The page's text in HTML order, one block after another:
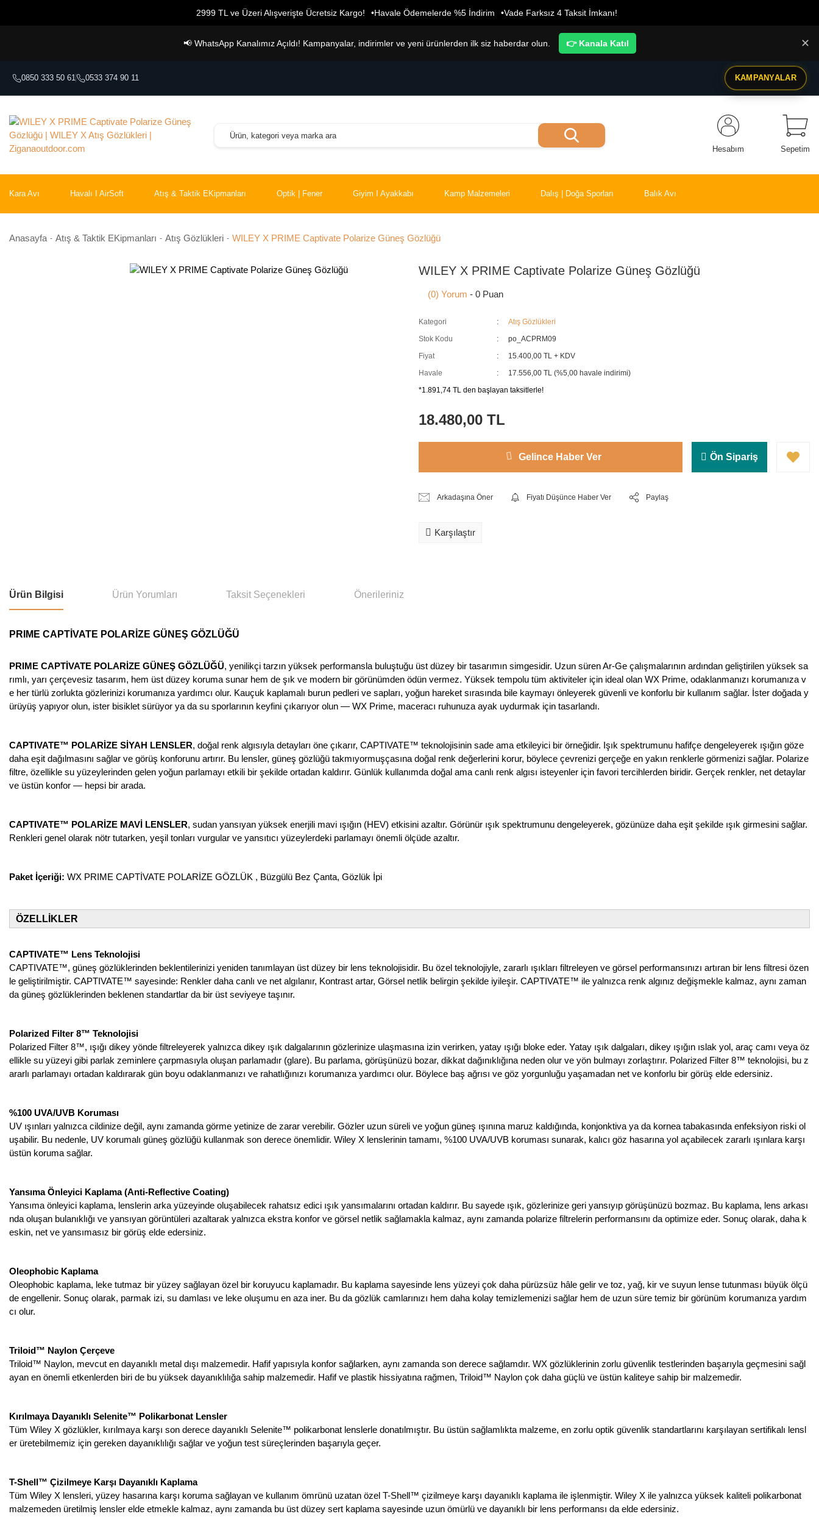
2999 TL ve Üzeri Alışverişte Ücretsiz Kargo! Havale Ödemelerde %5 İndirim Vade Farksız 4 Taksit İmkanı!
📢 WhatsApp Kanalımız Açıldı! Kampanyalar, indirimler ve yeni ürünlerden ilk siz haberdar olun. 👉 Kanala Katıl ✕
0850 333 50 61 0533 374 90 11 KAMPANYALAR
Hesabım Sepetim
Kara Avı Havalı I AirSoft Atış & Taktik EKipmanları Optik | Fener Giyim I Ayakkabı Kamp Malzemeleri Dalış | Doğa Sporları Balık Avı
Anasayfa Atış & Taktik EKipmanları Atış Gözlükleri WILEY X PRIME Captivate Polarize Güneş Gözlüğü
WILEY X PRIME Captivate Polarize Güneş Gözlüğü
(0) Yorum - 0 Puan
Kategori
Atış Gözlükleri
Stok Kodu
po_ACPRM09
Fiyat
15.400,00 TL + KDV
Havale
17.556,00 TL (%5,00 havale indirimi)
*1.891,74 TL den başlayan taksitlerle!
18.480,00 TL
Gelince Haber Ver Ön Sipariş
Arkadaşına Öner Fiyatı Düşünce Haber Ver Paylaş
Karşılaştır
Ürün Bilgisi Ürün Yorumları Taksit Seçenekleri Önerileriniz
PRIME CAPTİVATE POLARİZE GÜNEŞ GÖZLÜĞÜ
PRIME CAPTİVATE POLARİZE GÜNEŞ GÖZLÜĞÜ, yenilikçi tarzın yüksek performansla buluştuğu üst düzey bir tasarımın simgesidir. Uzun süren Ar-Ge çalışmalarının ardından geliştirilen yüksek sa
rımlı, yarı çerçevesiz tasarım, hem üst düzey koruma sunar hem de şık ve modern bir görünümden ödün vermez. Yüksek tempolu tüm aktiviteler için ideal olan WX Prime, odaklanmanızı korumanıza v
e her türlü zorlukta gözlerinizi korumanıza yardımcı olur. Kauçuk kaplamalı burun pedleri ve sapları, yoğun hareket sırasında bile kaymayı önleyerek güvenli ve konforlu bir kullanım sağlar. İster doğada y
ürüyüş yapıyor olun, ister bisiklet sürüyor ya da su sporlarının keyfini çıkarıyor olun — WX Prime, maceracı ruhunuza ayak uydurmak için tasarlandı.
CAPTIVATE™ POLARİZE SİYAH LENSLER, doğal renk algısıyla detayları öne çıkarır, CAPTIVATE™ teknolojisinin sade ama etkileyici bir örneğidir. Işık spektrumunu hafifçe dengeleyerek ışığın göze
daha eşit dağılmasını sağlar ve görüş konforunu artırır. Bu lensler, güneş gözlüğü takmıyormuşçasına doğal renk değerlerini korur, böylece çevrenizi gerçeğe en yakın renklerle görmenizi sağlar. Polarize
filtre, özellikle su yüzeylerinden gelen yoğun parlamayı etkili bir şekilde ortadan kaldırır. Günlük kullanımda doğal ama canlı renk algısı isteyenler için favori tercihlerden biridir. Gerçek renkler, net detaylar
ve üstün konfor — hepsi bir arada.
CAPTIVATE™ POLARİZE MAVİ LENSLER, sudan yansıyan yüksek enerjili mavi ışığın (HEV) etkisini azaltır. Görünür ışık spektrumunu dengeleyerek, gözünüze daha eşit şekilde ışık girmesini sağlar.
Renkleri genel olarak nötr tutarken, yeşil tonları vurgular ve yansıtıcı yüzeylerdeki parlamayı önemli ölçüde azaltır.
Paket İçeriği: WX PRIME CAPTİVATE POLARİZE GÖZLÜK , Büzgülü Bez Çanta, Gözlük İpi
ÖZELLİKLER
CAPTIVATE™ Lens Teknolojisi
CAPTIVATE™, güneş gözlüklerinden beklentilerinizi yeniden tanımlayan üst düzey bir lens teknolojisidir. Bu özel teknolojiyle, zararlı ışıkları filtreleyen ve görsel performansınızı artıran bir lens filtresi özen
le geliştirilmiştir. CAPTIVATE™ sayesinde: Renkler daha canlı ve net algılanır, Kontrast artar, Görsel netlik belirgin şekilde iyileşir. CAPTIVATE™ ile yalnızca renk algınız değişmekle kalmaz, aynı zaman
da güneş gözlüklerinden beklenen standartlar da bir üst seviyeye taşınır.
Polarized Filter 8™ Teknolojisi
Polarized Filter 8™, ışığı dikey yönde filtreleyerek yalnızca dikey ışık dalgalarının gözlerinize ulaşmasına izin verirken, yatay ışığı bloke eder. Yatay ışık dalgaları, dikey ışığın ıslak yol, araç camı veya öz
ellikle su yüzeyi gibi parlak zeminlere çarpmasıyla oluşan parlamadır (glare). Bu parlama, görüşünüzü bozar, dikkat dağınıklığına neden olur ve yön bulmayı zorlaştırır. Polarized Filter 8™ teknolojisi, bu z
ararlı parlamayı ortadan kaldırarak gün boyu odaklanmanızı ve rahatlığınızı korumanıza yardımcı olur. Böylece baş ağrısı ve göz yorgunluğu yaşamadan net ve konforlu bir görüş elde edersiniz.
%100 UVA/UVB Koruması
UV ışınları yalnızca cildinize değil, aynı zamanda görme yetinize de zarar verebilir. Gözler uzun süreli ve yoğun güneş ışınına maruz kaldığında, konjonktiva ya da kornea tabakasında enfeksiyon riski ol
uşabilir. Bu nedenle, UV korumalı güneş gözlüğü kullanmak son derece önemlidir. Wiley X lenslerinin tamamı, %100 UVA/UVB koruması sunarak, kalıcı göz hasarına yol açabilecek zararlı ışınlara karşı
üstün koruma sağlar.
Yansıma Önleyici Kaplama (Anti-Reflective Coating)
Yansıma önleyici kaplama, lenslerin arka yüzeyinde oluşabilecek rahatsız edici ışık yansımalarını ortadan kaldırır. Bu sayede ışık, gözlerinize geri yansıyıp görüşünüzü bozmaz. Bu kaplama, lens arkası
nda oluşan bulanıklığı ve yansıyan görüntüleri azaltarak yalnızca ekstra konfor ve görsel netlik sağlamakla kalmaz, aynı zamanda polarize filtrelerin performansını da optimize eder. Sonuç olarak, daha k
eskin, net ve yansımasız bir görüş elde edersiniz.
Oleophobic Kaplama
Oleophobic kaplama, leke tutmaz bir yüzey sağlayan özel bir koruyucu kaplamadır. Bu kaplama sayesinde lens yüzeyi çok daha pürüzsüz hâle gelir ve toz, yağ, kir ve suyun lense tutunması büyük ölçü
de engellenir. Sonuç olarak, parmak izi, su damlası ve leke oluşumu en aza iner. Bu da gözlük camlarınızı hem daha kolay temizlemenizi sağlar hem de uzun süre temiz bir görünüm korumanıza yardım
cı olur.
Triloid™ Naylon Çerçeve
Triloid™ Naylon, mevcut en dayanıklı metal dışı malzemedir. Hafif yapısıyla konfor sağlarken, aynı zamanda son derece sağlamdır. WX gözlüklerinin zorlu güvenlik testlerinden başarıyla geçmesini sağl
ayan en önemli etkenlerden biri de bu yüksek dayanıklılığa sahip malzemedir. Hafif ve plastik hissiyatına rağmen, Triloid™ Naylon çok daha güçlü ve üstün kaliteye sahip bir malzemedir.
Kırılmaya Dayanıklı Selenite™ Polikarbonat Lensler
Tüm Wiley X gözlükler, kırılmaya karşı son derece dayanıklı Selenite™ polikarbonat lenslerle donatılmıştır. Bu üstün sağlamlıkta malzeme, en zorlu optik güvenlik standartlarını karşılayan sertifikalı lensl
er üretebilmemiz için gereken dayanıklılığı sağlar ve yoğun test süreçlerinden başarıyla geçer.
T-Shell™ Çizilmeye Karşı Dayanıklı Kaplama
Tüm Wiley X lensleri, yüzey hasarına karşı koruma sağlayan ve kullanım ömrünü uzatan özel T-Shell™ çizilmeye karşı dayanıklı kaplama ile işlenmiştir. Wiley X ile yalnızca yüksek kaliteli polikarbonat
malzemeden üretilmiş lensler elde etmekle kalmaz, aynı zamanda bu üst düzey sert kaplama sayesinde uzun ömürlü ve dayanıklı bir lens performansı da elde edersiniz.